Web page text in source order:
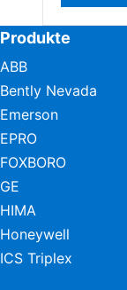
Produkte
ABB
Bently Nevada
Emerson
EPRO
FOXBORO
GE
HIMA
Honeywell
ICS Triplex